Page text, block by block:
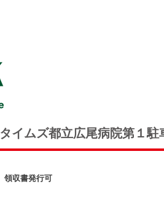
タイムズ都立広尾病院第１駐
領収書発行可